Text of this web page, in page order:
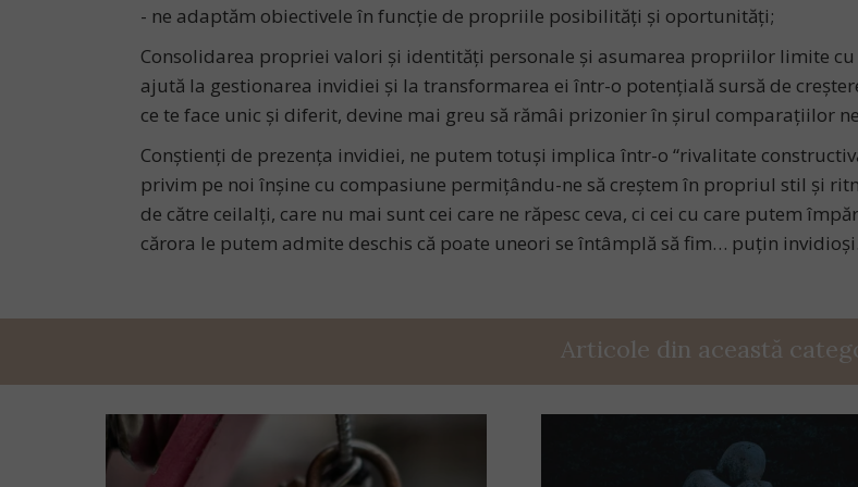
Articole din această
- ne adaptăm obiectivele în funcție de propriile posibilități și oportunități;
Consolidarea propriei valori și identități personale și asumarea propriilor limite
ajută la gestionarea invidiei și la transformarea ei într-o potențială sursă de
ce te face unic și diferit, devine mai greu să rămâi prizonier în șirul comparațiilor
Conștienți de prezența invidiei, ne putem totuși implica într-o “rivalitate
privim pe noi înșine cu compasiune permițându-ne să creștem în propriul stil și
de către ceilalți, care nu mai sunt cei care ne răpesc ceva, ci cei cu care putem
cărora le putem admite deschis că poate uneori se întâmplă să fim… puțin invidioși.